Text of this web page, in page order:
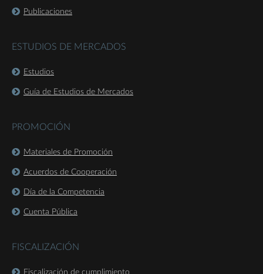
Publicaciones
ESTUDIOS DE MERCADOS
Estudios
Guía de Estudios de Mercados
PROMOCIÓN
Materiales de Promoción
Acuerdos de Cooperación
Día de la Competencia
Cuenta Pública
FISCALIZACIÓN
Fiscalización de cumplimiento